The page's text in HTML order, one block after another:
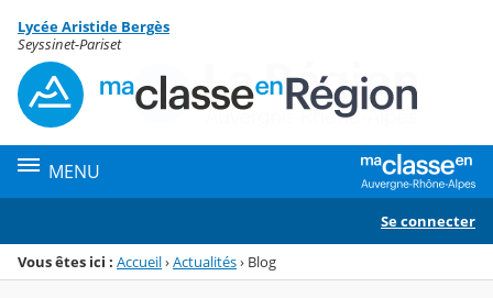
Menu de la rubrique
Contenu
Lycée Aristide Bergès
Seyssinet-Pariset
MENU
Se connecter
Vous êtes ici : Accueil›Actualités› Blog